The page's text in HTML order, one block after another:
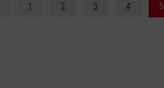
1 2 3 4 5